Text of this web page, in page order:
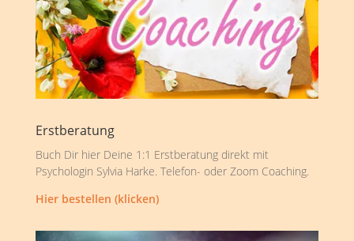
Erstberatung
Buch Dir hier Deine 1:1 Erstberatung direkt mit
Psychologin Sylvia Harke. Telefon- oder Zoom Coaching.
Hier bestellen (klicken)